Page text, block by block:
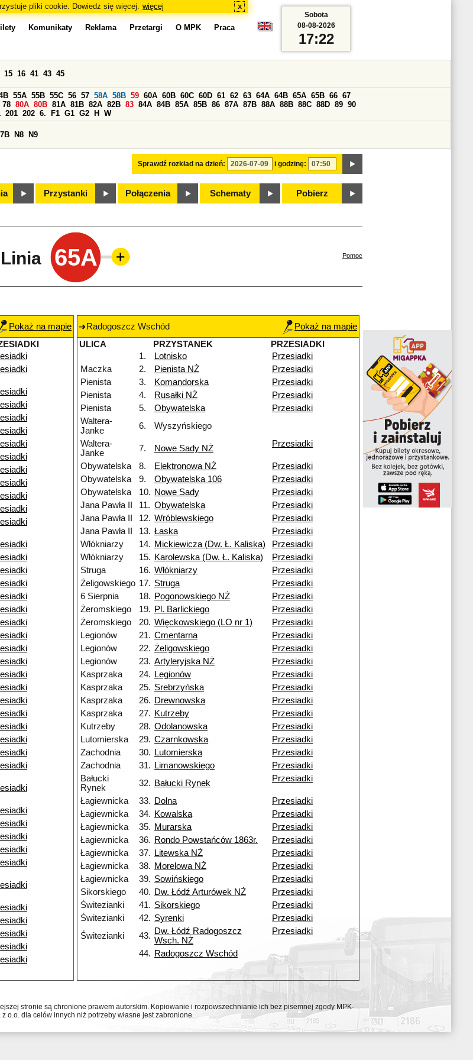
pliki cookie. Dowiedz się więcej. więcej x
Komunikaty Reklama Przetargi O MPK Praca
Sprawdź rozkład na dzień: i godzinę:
15 16 41 43 45
55A 55B 55C 56 57 58A 58B 59 60A 60B 60C 60D 61 62 63 64A 64B 65A 65B 66 67
78 80A 80B 81A 81B 82A 82B 83 84A 84B 85A 85B 86 87A 87B 88A 88B 88C 88D 89 90
201 202 6. F1 G1 G2 H W
N8 N9
Przystanki Połączenia Schematy Pobierz
Sobota
08-08-2026
17:22
Linia 65A Pomoc
Pokaż na mapie
Radogoszcz Wschód
Pokaż na mapie
ULICA
PRZYSTANEK
PRZESIADKI
1.
Lotnisko
Przesiadki
Maczka
2. Pienista NŻ
Przesiadki
Pienista
3. Komandorska
Przesiadki
Pienista
4. Rusałki NŻ
Przesiadki
Pienista
5. Obywatelska
Przesiadki
Waltera-
Janke
6.
Wyszyńskiego
Waltera-
Janke
7. Nowe Sady NŻ Przesiadki
Obywatelska 8. Elektronowa NŻ
Przesiadki
Obywatelska
9. Obywatelska 106
Przesiadki
Obywatelska
10. Nowe Sady
Przesiadki
Jana Pawła II
11. Obywatelska
Przesiadki
Jana Pawła II
12. Wróblewskiego
Przesiadki
Jana Pawła II
13. Łaska
Przesiadki
Włókniarzy
14. Mickiewicza (Dw. Ł. Kaliska)
Przesiadki
Włókniarzy
15. Karolewska (Dw. Ł. Kaliska)
Przesiadki
Struga
16. Włókniarzy
Przesiadki
Żeligowskiego 17. Struga
Przesiadki
6 Sierpnia
18. Pogonowskiego NŻ
Przesiadki
Żeromskiego
19. Pl. Barlickiego
Przesiadki
Żeromskiego
20. Więckowskiego (LO nr 1)
Przesiadki
Legionów
21. Cmentarna
Przesiadki
Legionów
22. Żeligowskiego
Przesiadki
Legionów
23. Artyleryjska NŻ
Przesiadki
Kasprzaka
24. Legionów
Przesiadki
Kasprzaka
25. Srebrzyńska
Przesiadki
Kasprzaka
26. Drewnowska
Przesiadki
Kasprzaka
27. Kutrzeby
Przesiadki
Kutrzeby
28. Odolanowska
Przesiadki
Lutomierska
29. Czarnkowska
Przesiadki
Zachodnia
30. Lutomierska
Przesiadki
Zachodnia
31. Limanowskiego
Przesiadki
Bałucki
Rynek
32. Bałucki Rynek Przesiadki
Łagiewnicka 33. Dolna
Przesiadki
Łagiewnicka
34. Kowalska
Przesiadki
Łagiewnicka
35. Murarska
Przesiadki
Łagiewnicka
36. Rondo Powstańców 1863r.
Przesiadki
Łagiewnicka
37. Litewska NŻ
Przesiadki
Łagiewnicka
38. Morelowa NŻ
Przesiadki
Łagiewnicka
39. Sowińskiego
Przesiadki
Sikorskiego
40. Dw. Łódź Arturówek NŻ
Przesiadki
Świtezianki
41. Sikorskiego
Przesiadki
Świtezianki
42. Syrenki
Przesiadki
Świtezianki
43. Dw. Łódź Radogoszcz
Wsch. NŻ
Przesiadki
44. Radogoszcz Wschód
stronie są chronione prawem autorskim. Kopiowanie i rozpowszechnianie ich bez pisemnej zgody MPK-
z o.o. dla celów innych niż potrzeby własne jest zabronione.